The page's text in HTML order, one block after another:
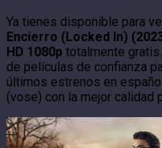
Ya tienes disponible para
Encierro (Locked In)
HD 1080p totalmente
de películas de confianza
últimos estrenos en
(vose) con la mejor calidad